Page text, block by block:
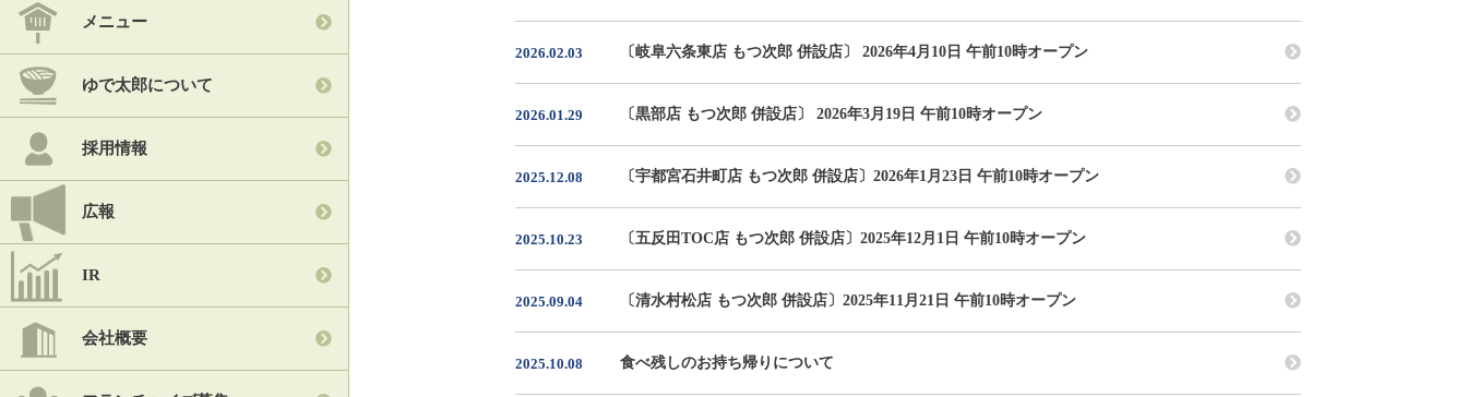
2026.02.03 〔岐阜六条東店 もつ次郎 併設店〕 2026年4月10日 午前10時オープン
2026.01.29 〔黒部店 もつ次郎 併設店〕 2026年3月19日 午前10時オープン
2025.12.08 〔宇都宮石井町店 もつ次郎 併設店〕2026年1月23日 午前10時オープン
2025.10.23 〔五反田TOC店 もつ次郎 併設店〕2025年12月1日 午前10時オープン
2025.09.04 〔清水村松店 もつ次郎 併設店〕2025年11月21日 午前10時オープン
2025.10.08 食べ残しのお持ち帰りについて
メニュー
ゆで太郎について
採用情報
広報
IR
会社概要